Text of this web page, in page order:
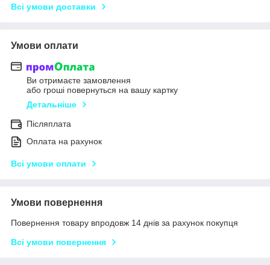
Всі умови доставки
Умови оплати
Ви отримаєте замовлення
або гроші повернуться на вашу картку
Детальніше
Післяплата
Оплата на рахунок
Всі умови оплати
Умови повернення
Повернення товару впродовж 14 днів за рахунок покупця
Всі умови повернення